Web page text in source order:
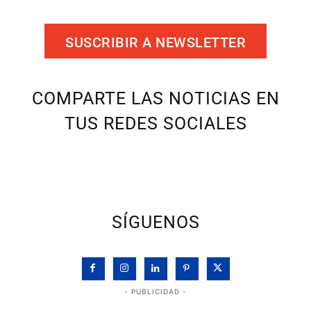
SUSCRIBIR A NEWSLETTER
COMPARTE LAS NOTICIAS EN
TUS REDES SOCIALES
SÍGUENOS
- PUBLICIDAD -